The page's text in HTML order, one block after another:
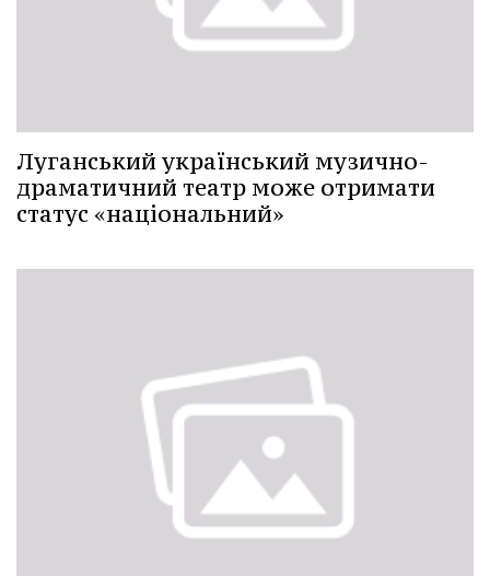
Луганський український музично-
драматичний театр може отримати
статус «національний»